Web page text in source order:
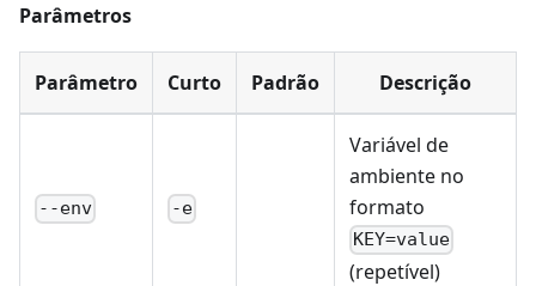
Parâmetros
Parâmetro Curto Padrão Descrição
--env -e
Variável de
ambiente no
formato
KEY=value
(repetível)